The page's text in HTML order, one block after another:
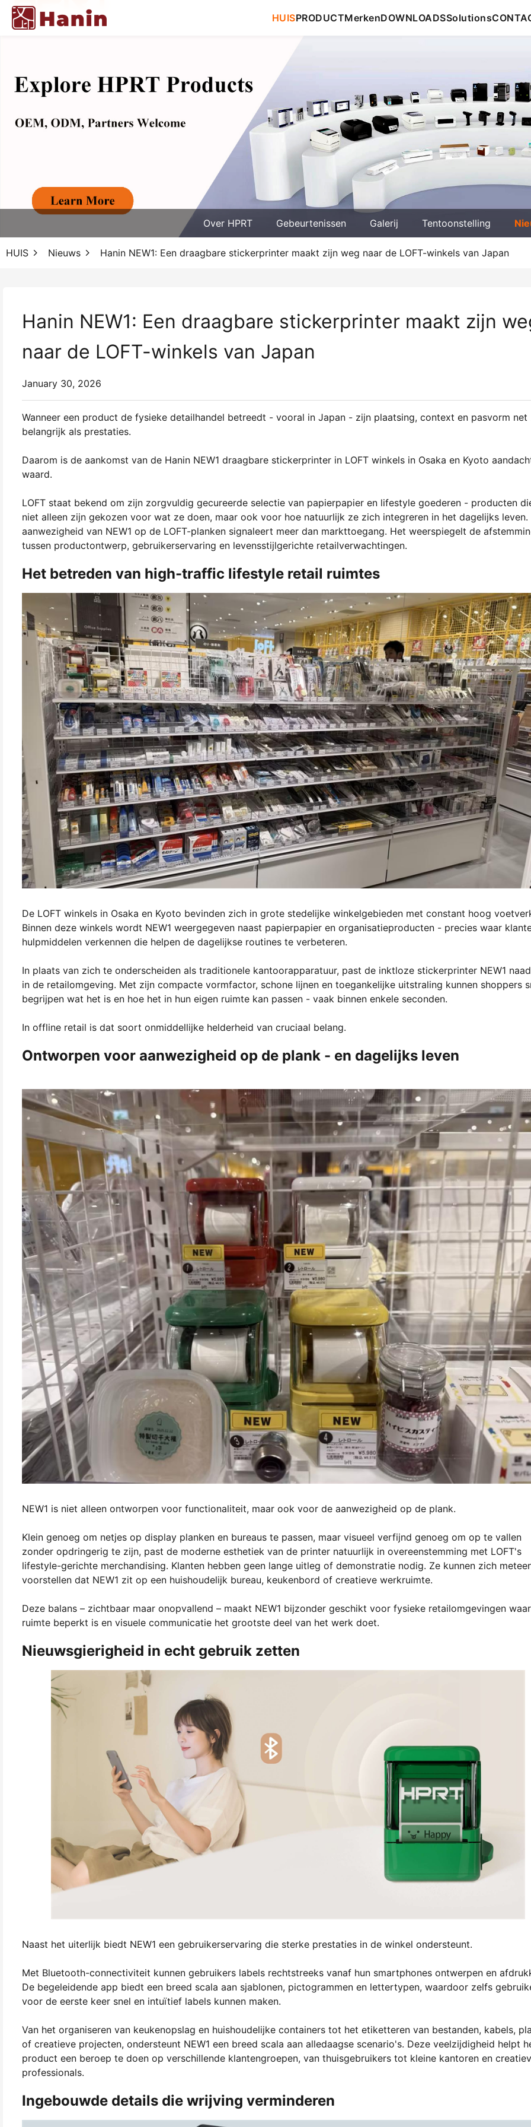
HUISPRODUCTMerkenDOWNLOADSSolutions
Over HPRT Gebeurtenissen Galerij Tentoonstelling
HUIS Nieuws Hanin NEW1: Een draagbare stickerprinter maakt zijn weg naar de LOFT-winkels van Japan
Hanin NEW1: Een draagbare stickerprinter maakt zijn
naar de LOFT-winkels van Japan
January 30, 2026
Wanneer een product de fysieke detailhandel betreedt - vooral in Japan - zijn plaatsing, context en pasvorm net
belangrijk als prestaties.
Daarom is de aankomst van de Hanin NEW1 draagbare stickerprinter in LOFT winkels in Osaka en Kyoto
waard.
LOFT staat bekend om zijn zorgvuldig gecureerde selectie van papierpapier en lifestyle goederen - producten
niet alleen zijn gekozen voor wat ze doen, maar ook voor hoe natuurlijk ze zich integreren in het dagelijks leven.
aanwezigheid van NEW1 op de LOFT-planken signaleert meer dan markttoegang. Het weerspiegelt de
tussen productontwerp, gebruikerservaring en levensstijlgerichte retailverwachtingen.
Het betreden van high-traffic lifestyle retail ruimtes
De LOFT winkels in Osaka en Kyoto bevinden zich in grote stedelijke winkelgebieden met constant hoog
Binnen deze winkels wordt NEW1 weergegeven naast papierpapier en organisatieproducten - precies waar
hulpmiddelen verkennen die helpen de dagelijkse routines te verbeteren.
In plaats van zich te onderscheiden als traditionele kantoorapparatuur, past de inktloze stickerprinter NEW1
in de retailomgeving. Met zijn compacte vormfactor, schone lijnen en toegankelijke uitstraling kunnen shoppers
begrijpen wat het is en hoe het in hun eigen ruimte kan passen - vaak binnen enkele seconden.
In offline retail is dat soort onmiddellijke helderheid van cruciaal belang.
Ontworpen voor aanwezigheid op de plank - en dagelijks leven
NEW1 is niet alleen ontworpen voor functionaliteit, maar ook voor de aanwezigheid op de plank.
Klein genoeg om netjes op display planken en bureaus te passen, maar visueel verfijnd genoeg om op te vallen
zonder opdringerig te zijn, past de moderne esthetiek van de printer natuurlijk in overeenstemming met LOFT's
lifestyle-gerichte merchandising. Klanten hebben geen lange uitleg of demonstratie nodig. Ze kunnen zich
voorstellen dat NEW1 zit op een huishoudelijk bureau, keukenbord of creatieve werkruimte.
Deze balans – zichtbaar maar onopvallend – maakt NEW1 bijzonder geschikt voor fysieke retailomgevingen waar
ruimte beperkt is en visuele communicatie het grootste deel van het werk doet.
Nieuwsgierigheid in echt gebruik zetten
Naast het uiterlijk biedt NEW1 een gebruikerservaring die sterke prestaties in de winkel ondersteunt.
Met Bluetooth-connectiviteit kunnen gebruikers labels rechtstreeks vanaf hun smartphones ontwerpen en
De begeleidende app biedt een breed scala aan sjablonen, pictogrammen en lettertypen, waardoor zelfs
voor de eerste keer snel en intuïtief labels kunnen maken.
Van het organiseren van keukenopslag en huishoudelijke containers tot het etiketteren van bestanden, kabels,
of creatieve projecten, ondersteunt NEW1 een breed scala aan alledaagse scenario's. Deze veelzijdigheid helpt
product een beroep te doen op verschillende klantengroepen, van thuisgebruikers tot kleine kantoren en
professionals.
Ingebouwde details die wrijving verminderen